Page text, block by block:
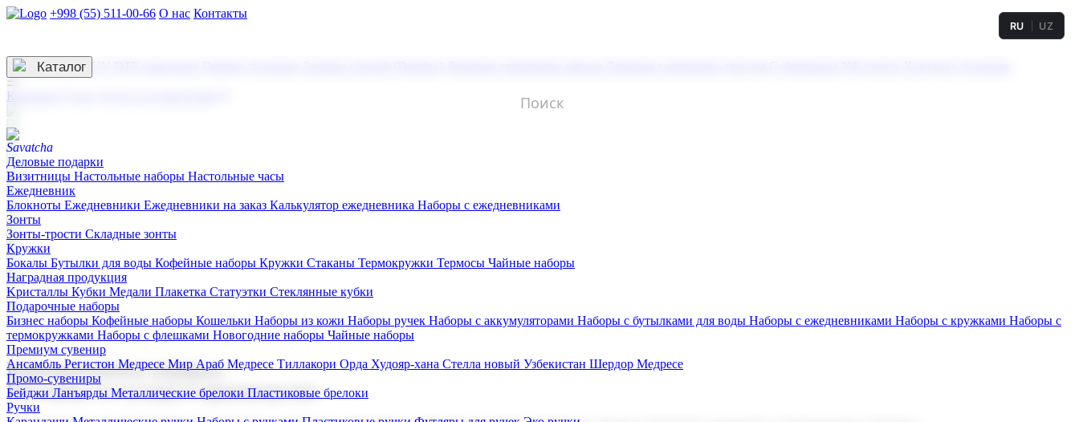
+998 (55) 511-00-66 О нас Контакты
3D гравировка
RU UZ
☰
Контакты
Каталог
Деловые подарки
Визитницы Настольные наборы Настольные часы
Ежедневник
Блокноты Ежедневники Ежедневники на заказ Калькулятор ежедневника Наборы с ежедневниками
Зонты
Зонты-трости Складные зонты
Кружки
Бокалы Бутылки для воды Кофейные наборы Кружки Стаканы Термокружки Термосы Чайные наборы
Наградная продукция
Kристаллы Кубки Медали Плакетка Статуэтки Стеклянные кубки
Подарочные наборы
Бизнес наборы Кофейные наборы Кошельки Наборы из кожи Наборы ручек Наборы с аккумуляторами Наборы с бутылками для воды Наборы с ежедневниками Наборы с кружками Наборы с
термокружками Наборы с флешками Новогодние наборы Чайные наборы
Премиум сувенир
Ансамбль Регистон Медресе Мир Араб Медресе Тиллакори Орда Худояр-хана Стелла новый Узбекистан Шердор Медресе
Промо-сувениры
Бейджи Ланъярды Металлические брелоки Пластиковые брелоки
Ручки
Корпоративные подарки
Поставка со склада и производство